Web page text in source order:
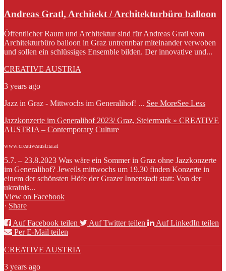
Andreas Gratl, Architekt / Architekturbüro balloon
Öffentlicher Raum und Architektur sind für Andreas Gratl vom
Architekturbüro balloon in Graz untrennbar miteinander verwoben
und sollen ein schlüssiges Ensemble bilden. Der innovative und...
CREATIVE AUSTRIA
3 years ago
Jazz in Graz - Mittwochs im Generalihof! ... See MoreSee Less
Jazzkonzerte im Generalihof 2023/ Graz, Steiermark » CREATIVE
AUSTRIA – Contemporary Culture
www.creativeaustria.at
5.7. – 23.8.2023 Was wäre ein Sommer in Graz ohne Jazzkonzerte
im Generalihof? Jeweils mittwochs um 19.30 finden Konzerte in
einem der schönsten Höfe der Grazer Innenstadt statt: Von der
ukrainis...
View on Facebook
· Share
Auf Facebook teilen
Auf Twitter teilen
Auf LinkedIn teilen
Per E-Mail teilen
CREATIVE AUSTRIA
3 years ago